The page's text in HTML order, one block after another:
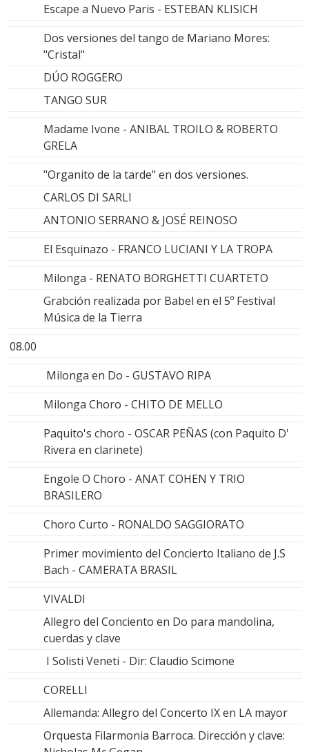
Escape a Nuevo Paris - ESTEBAN KLISICH
Dos versiones del tango de Mariano Mores:
"Cristal"
DÚO ROGGERO
TANGO SUR
Madame Ivone - ANIBAL TROILO & ROBERTO
GRELA
"Organito de la tarde" en dos versiones.
CARLOS DI SARLI
ANTONIO SERRANO & JOSÉ REINOSO
El Esquinazo - FRANCO LUCIANI Y LA TROPA
Milonga - RENATO BORGHETTI CUARTETO
Grabción realizada por Babel en el 5º Festival
Música de la Tierra
08.00
Milonga en Do - GUSTAVO RIPA
Milonga Choro - CHITO DE MELLO
Paquito's choro - OSCAR PEÑAS (con Paquito D'
Rivera en clarinete)
Engole O Choro - ANAT COHEN Y TRIO
BRASILERO
Choro Curto - RONALDO SAGGIORATO
Primer movimiento del Concierto Italiano de J.S
Bach - CAMERATA BRASIL
VIVALDI
Allegro del Conciento en Do para mandolina,
cuerdas y clave
I Solisti Veneti - Dir: Claudio Scimone
CORELLI
Allemanda: Allegro del Concerto IX en LA mayor
Orquesta Filarmonia Barroca. Dirección y clave: